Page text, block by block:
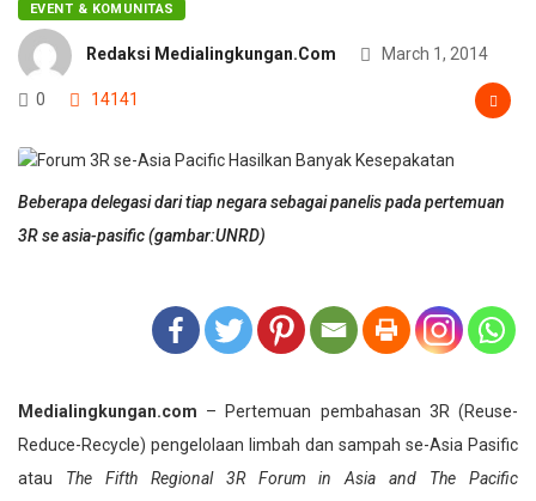
EVENT & KOMUNITAS
Redaksi Medialingkungan.com March 1, 2014
0 14141
Beberapa delegasi dari tiap negara sebagai panelis pada pertemuan
3R se asia-pasific (gambar:UNRD)
Medialingkungan.com – Pertemuan pembahasan 3R (Reuse-
Reduce-Recycle) pengelolaan limbah dan sampah se-Asia Pasific
atau The Fifth Regional 3R Forum in Asia and The Pacific